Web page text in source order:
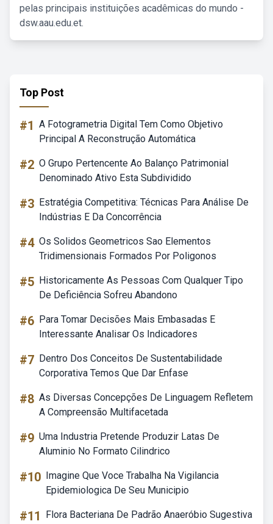
pelas principais instituições acadêmicas do mundo -
dsw.aau.edu.et.
Top Post
#1 A Fotogrametria Digital Tem Como Objetivo
Principal A Reconstrução Automática
#2 O Grupo Pertencente Ao Balanço Patrimonial
Denominado Ativo Esta Subdividido
#3 Estratégia Competitiva: Técnicas Para Análise De
Indústrias E Da Concorrência
#4 Os Solidos Geometricos Sao Elementos
Tridimensionais Formados Por Poligonos
#5 Historicamente As Pessoas Com Qualquer Tipo
De Deficiência Sofreu Abandono
#6 Para Tomar Decisões Mais Embasadas E
Interessante Analisar Os Indicadores
#7 Dentro Dos Conceitos De Sustentabilidade
Corporativa Temos Que Dar Enfase
#8 As Diversas Concepções De Linguagem Refletem
A Compreensão Multifacetada
#9 Uma Industria Pretende Produzir Latas De
Aluminio No Formato Cilindrico
#10 Imagine Que Voce Trabalha Na Vigilancia
Epidemiologica De Seu Municipio
#11
Flora Bacteriana De Padrão Anaeróbio Sugestiva